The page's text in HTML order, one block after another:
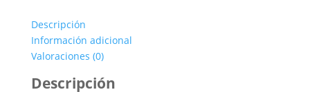
Descripción
Información adicional
Valoraciones (0)
Descripción